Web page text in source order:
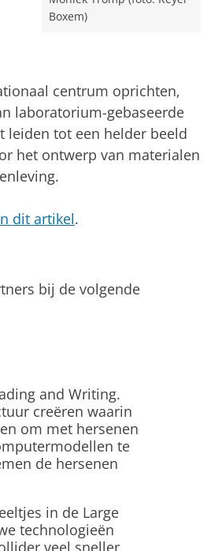
Boxem)
centrum oprichten,
laboratorium-gebaseerde
leiden tot een helder beeld
het ontwerp van materialen
dit artikel.
bij de volgende
and Writing.
creëren waarin
om met hersenen
te
de hersenen
in de Large
technologieën
veel sneller